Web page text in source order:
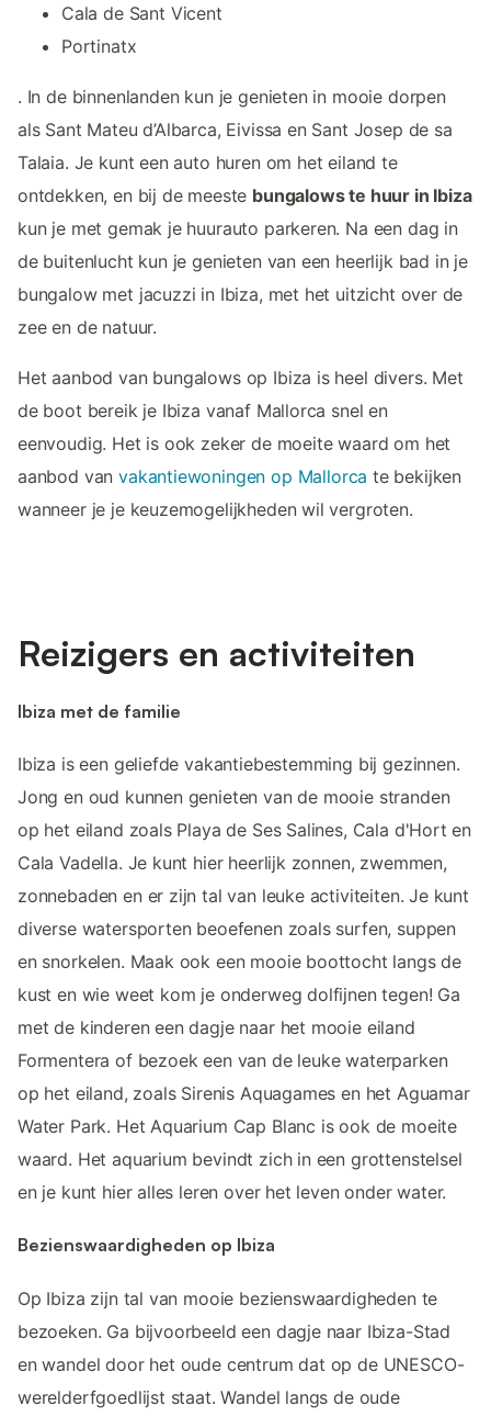
Cala de Sant Vicent
Portinatx
. In de binnenlanden kun je genieten in mooie dorpen
als Sant Mateu d’Albarca, Eivissa en Sant Josep de sa
Talaia. Je kunt een auto huren om het eiland te
ontdekken, en bij de meeste bungalows te huur in Ibiza
kun je met gemak je huurauto parkeren. Na een dag in
de buitenlucht kun je genieten van een heerlijk bad in je
bungalow met jacuzzi in Ibiza, met het uitzicht over de
zee en de natuur.
Het aanbod van bungalows op Ibiza is heel divers. Met
de boot bereik je Ibiza vanaf Mallorca snel en
eenvoudig. Het is ook zeker de moeite waard om het
aanbod vanvakantiewoningen op Mallorca te bekijken
wanneer je je keuzemogelijkheden wil vergroten.
Reizigers en activiteiten
Ibiza met de familie
Ibiza is een geliefde vakantiebestemming bij gezinnen.
Jong en oud kunnen genieten van de mooie stranden
op het eiland zoals Playa de Ses Salines, Cala d'Hort en
Cala Vadella. Je kunt hier heerlijk zonnen, zwemmen,
zonnebaden en er zijn tal van leuke activiteiten. Je kunt
diverse watersporten beoefenen zoals surfen, suppen
en snorkelen. Maak ook een mooie boottocht langs de
kust en wie weet kom je onderweg dolfijnen tegen! Ga
met de kinderen een dagje naar het mooie eiland
Formentera of bezoek een van de leuke waterparken
op het eiland, zoals Sirenis Aquagames en het Aguamar
Water Park. Het Aquarium Cap Blanc is ook de moeite
waard. Het aquarium bevindt zich in een grottenstelsel
en je kunt hier alles leren over het leven onder water.
Bezienswaardigheden op Ibiza
Op Ibiza zijn tal van mooie bezienswaardigheden te
bezoeken. Ga bijvoorbeeld een dagje naar Ibiza-Stad
en wandel door het oude centrum dat op de UNESCO-
werelderfgoedlijst staat. Wandel langs de oude